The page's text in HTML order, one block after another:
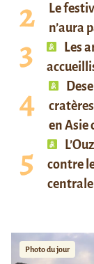
Le
n’aura
Les
en Asie
contre
centrale
Photo du jour